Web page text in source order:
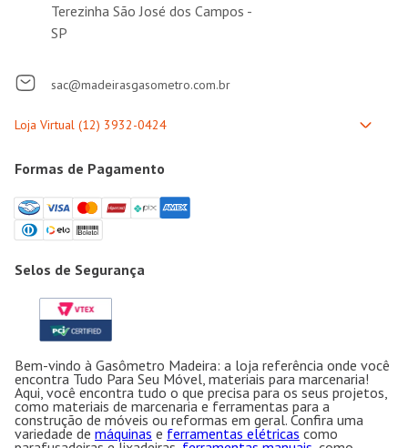
Terezinha São José dos Campos -
SP
sac@madeirasgasometro.com.br
Formas de Pagamento
Selos de Segurança
Bem-vindo à Gasômetro Madeira: a loja referência onde você
encontra Tudo Para Seu Móvel, materiais para marcenaria!
Aqui, você encontra tudo o que precisa para os seus projetos,
como materiais de marcenaria e ferramentas para a
construção de móveis ou reformas em geral. Confira uma
variedade de máquinas e ferramentas elétricas como